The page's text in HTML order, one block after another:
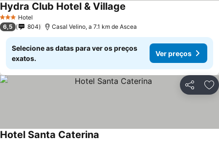
3 EstrelasHotel
Hydra Club Hotel & Village
6,5 804 Casal Velino, a 7.1 km de Ascea
Selecione as datas para ver os preços
exatos.
Ver preços
Partilhar
Hotel Santa Caterina